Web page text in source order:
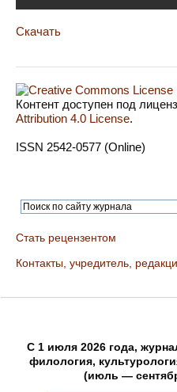
Скачать
Контент доступен под
Attribution 4.0 License.
ISSN 2542-0577 (Online)
Стать рецензентом
Контакты, учредитель,
C 1 июля 2026 года,
филология,
(июль —